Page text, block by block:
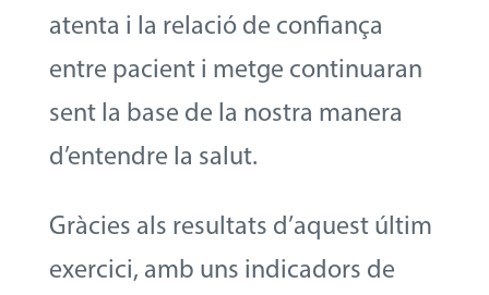
atenta i la relació de confiança
entre pacient i metge continuaran
sent la base de la nostra manera
d’entendre la salut.
Gràcies als resultats d’aquest últim
exercici, amb uns indicadors de